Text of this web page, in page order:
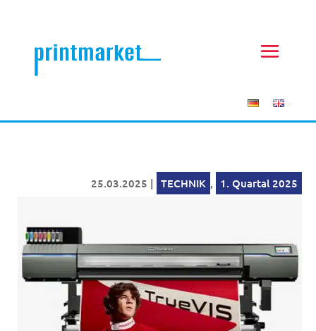
25.03.2025 | TECHNIK , 1. Quartal 2025